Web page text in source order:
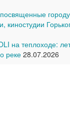
киностудии
на теплоходе:
реке 28.07.2026